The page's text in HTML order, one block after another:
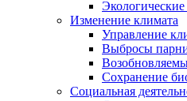
Изменение климата
Управление
Выбросы
Сохранение
Социальная